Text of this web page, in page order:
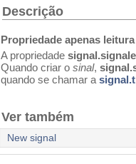
Descrição
Propriedade apenas leitura
A propriedade
Quando criar o sinal,
quando se chamar a
Ver também
New signal